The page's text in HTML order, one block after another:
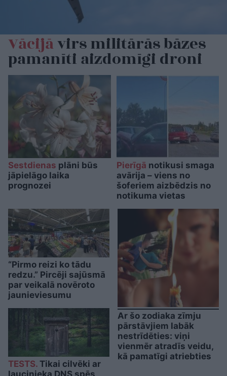
Vācijāvirs militārās bāzes
pamanīti aizdomīgi droni
Sestdienas plāni būs
jāpielāgo laika
prognozei
Pierīgā notikusi smaga
avārija – viens no
šoferiem aizbēdzis no
notikuma vietas
“Pirmo reizi ko tādu
redzu.” Pircēji sajūsmā
par veikalā novēroto
jaunieviesumu
TESTS. Tikai cilvēki ar
laucinieka DNS spēs
Ar šo zodiaka zīmju
pārstāvjiem labāk
nestrīdēties: viņi
vienmēr atradīs veidu,
kā pamatīgi atriebties